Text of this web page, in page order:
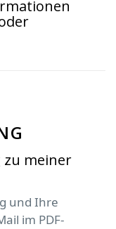
zu meiner
und Ihre
im PDF-